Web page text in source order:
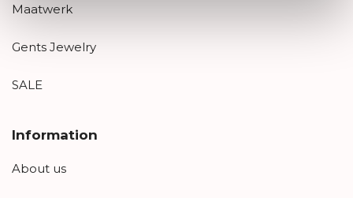
Maatwerk
Gents Jewelry
SALE
Information
About us